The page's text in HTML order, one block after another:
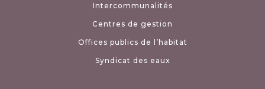
Intercommunalités
Centres de gestion
Offices publics de l’habitat
Syndicat des eaux